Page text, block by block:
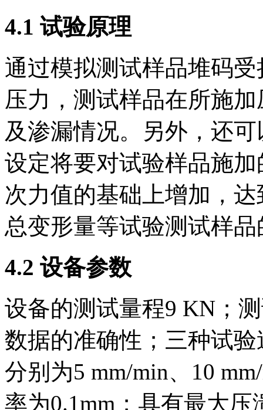
4.1 试验原理
通过模拟测试样品堆码
压力，测试样品在所施
及渗漏情况。另外，还
设定将要对试验样品施
次力值的基础上增加，
总变形量等试验测试样
4.2 设备参数
设备的测试量程9 KN；
数据的准确性；三种试
分别为5 mm/min、10
率为0.1mm；具有最大